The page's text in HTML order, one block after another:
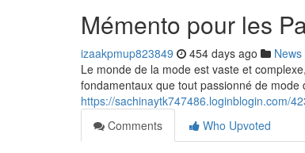
Mémento pour les
izaakpmup823849 454 days ago News
Le monde de la mode est vaste et
fondamentaux que tout passionné de
https://sachinaytk747486.loginblogin.com/
Comments
Who Upvoted